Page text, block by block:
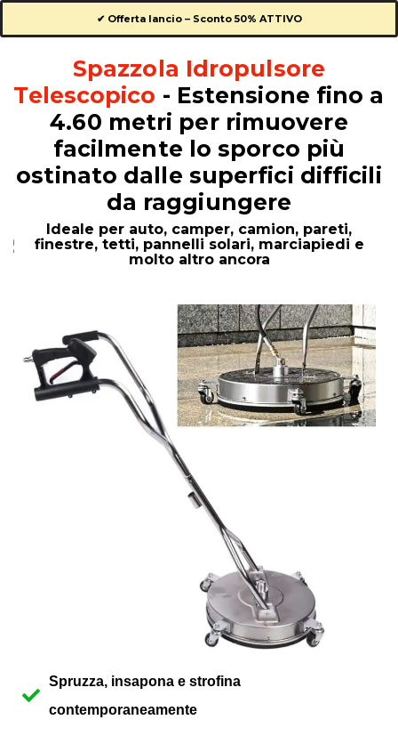
✔ Offerta lancio – Sconto 50% ATTIVO
Spazzola Idropulsore
Telescopico - Estensione fino a
4.60 metri per rimuovere
facilmente lo sporco più
ostinato dalle superfici difficili
da raggiungere
Ideale per auto, camper, camion, pareti,
finestre, tetti, pannelli solari, marciapiedi e
molto altro ancora
Spruzza, insapona e strofina
contemporaneamente